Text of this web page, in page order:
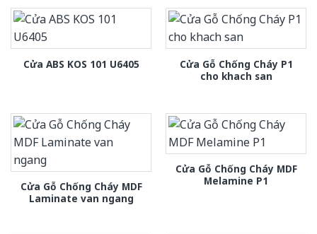
Cửa ABS KOS 101 U6405
Cửa Gỗ Chống Cháy P1
cho khach san
Cửa Gỗ Chống Cháy MDF
Laminate van ngang
Cửa Gỗ Chống Cháy MDF
Melamine P1